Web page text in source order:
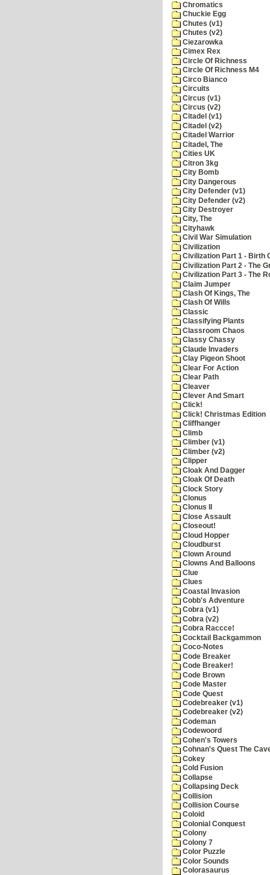
Chromatics
Chuckie Egg
Chutes (v1)
Chutes (v2)
Ciezarowka
Cimex Rex
Circle Of Richness
Circle Of Richness M4
Circo Bianco
Circuits
Circus (v1)
Circus (v2)
Citadel (v1)
Citadel (v2)
Citadel Warrior
Citadel, The
Cities UK
Citron 3kg
City Bomb
City Dangerous
City Defender (v1)
City Defender (v2)
City Destroyer
City, The
Cityhawk
Civil War Simulation
Civilization
Civilization Part 1 - Birth
Civilization Part 2 - The
Civilization Part 3 - The
Claim Jumper
Clash Of Kings, The
Clash Of Wills
Classic
Classifying Plants
Classroom Chaos
Classy Chassy
Claude Invaders
Clay Pigeon Shoot
Clear For Action
Clear Path
Cleaver
Clever And Smart
Click!
Click! Christmas Edition
Cliffhanger
Climb
Climber (v1)
Climber (v2)
Clipper
Cloak And Dagger
Cloak Of Death
Clock Story
Clonus
Clonus II
Close Assault
Closeout!
Cloud Hopper
Cloudburst
Clown Around
Clowns And Balloons
Clue
Clues
Coastal Invasion
Cobb's Adventure
Cobra (v1)
Cobra (v2)
Cobra Raccce!
Cocktail Backgammon
Coco-Notes
Code Breaker
Code Breaker!
Code Brown
Code Master
Code Quest
Codebreaker (v1)
Codebreaker (v2)
Codeman
Codewoord
Cohen's Towers
Cohnan's Quest The
Cokey
Cold Fusion
Collapse
Collapsing Deck
Collision
Collision Course
Coloid
Colonial Conquest
Colony
Colony 7
Color Puzzle
Color Sounds
Colorasaurus